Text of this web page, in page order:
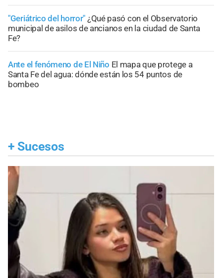
"Geriátrico del horror" ¿Qué pasó con el Observatorio
municipal de asilos de ancianos en la ciudad de Santa
Fe?
Ante el fenómeno de El Niño El mapa que protege a
Santa Fe del agua: dónde están los 54 puntos de
bombeo
+ Sucesos